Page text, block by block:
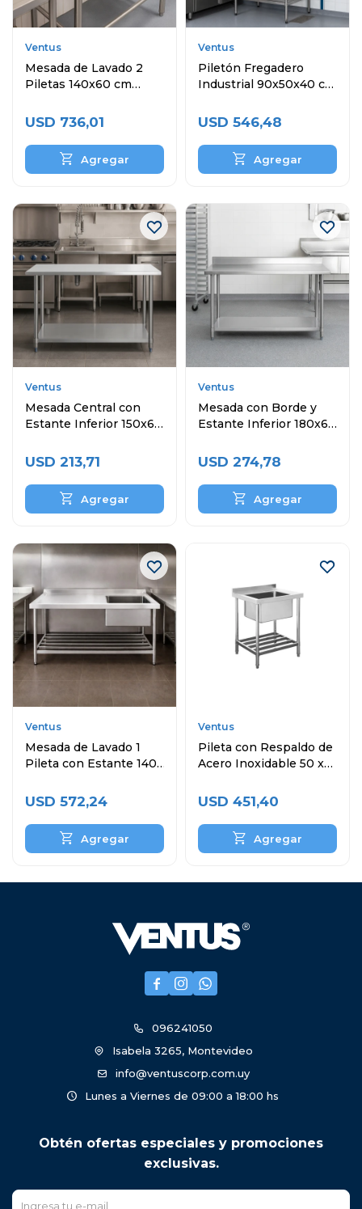
Ventus
Mesada de Lavado 2
Piletas 140x60 cm
USD 736,01
Ventus
Piletón Fregadero
Industrial 90x50x40 cm
USD 546,48
Ventus
Mesada Central con
Estante Inferior 150x60
USD 213,71
Ventus
Mesada con Borde y
Estante Inferior 180x60
USD 274,78
Ventus
Mesada de Lavado 1
Pileta con Estante 140
Inoxidable
USD 572,24
Ventus
Pileta con Respaldo de
Acero Inoxidable 50 x
USD 451,40
  
096241050
Isabela 3265, Montevideo
info@ventuscorp.com.uy
Lunes a Viernes de 09:00 a 18:00 hs
Obtén ofertas especiales y promociones
exclusivas.